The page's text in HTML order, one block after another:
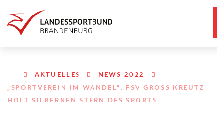
AKTUELLES NEWS 2022
„SPORTVEREIN IM WANDEL“: FSV GROSS KREUTZ H
OLT SILBERNEN STERN DES SPORTS